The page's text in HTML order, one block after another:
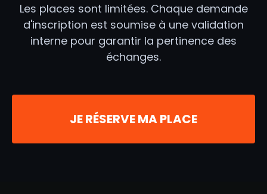
Les places sont limitées. Chaque demande
d'inscription est soumise à une validation
interne pour garantir la pertinence des
échanges.
JE RÉSERVE MA PLACE